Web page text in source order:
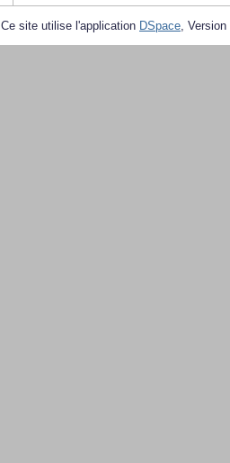
Ce site utilise l'application DSpace,